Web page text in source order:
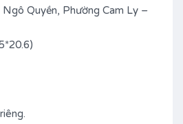
Quyền, Phường Cam Ly –